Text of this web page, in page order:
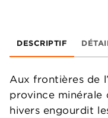
DESCRIPTIF
Aux frontières de
province minérale
hivers engourdit